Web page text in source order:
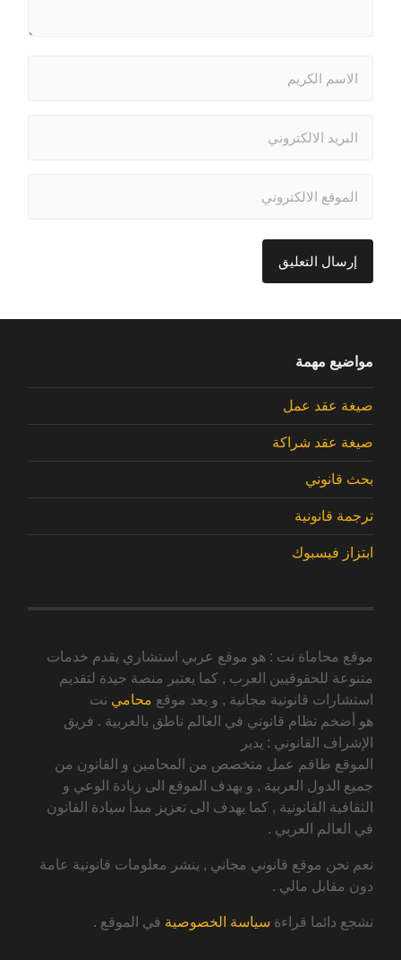
مواضيع مهمة
صيغة عقد عمل
صيغة عقد شراكة
بحث قانوني
ترجمة قانونية
ابتزاز فيسبوك
موقع محاماة نت : هو موقع عربي استشاري يقدم خدمات
متنوعة للحقوقيين العرب , كما يعتبر منصة جيدة لتقديم
استشارات قانونية مجانية , و يعد موقع محامي نت
هو أضخم نظام قانوني في العالم ناطق بالعربية . فريق
الإشراف القانوني : يدير
الموقع طاقم عمل متخصص من المحامين و القانون من
جميع الدول العربية , و يهدف الموقع الى زيادة الوعي و
الثقافية القانونية , كما يهدف الى تعزيز مبدأ سيادة القانون
في العالم العربي .
نعم نحن موقع قانوني مجاني , ينشر معلومات قانونية عامة
دون مقابل مالي .
نشجع دائما قراءة سياسة الخصوصية في الموقع .